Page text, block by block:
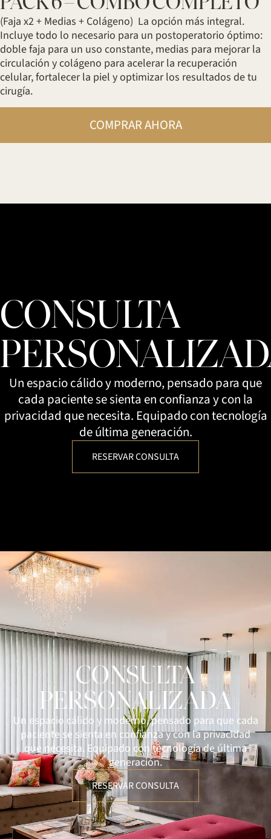
(Faja x2 + Medias + Colágeno) ⁠ ⁠La opción más integral.
Incluye todo lo necesario para un postoperatorio óptimo:
doble faja para un uso constante, medias para mejorar la
circulación y colágeno para acelerar la recuperación
celular, fortalecer la piel y optimizar los resultados de tu
cirugía.
COMPRAR AHORA
CONSULTA
Un espacio cálido y moderno, pensado para que
cada paciente se sienta en confianza y con la
privacidad que necesita. Equipado con tecnología
de última generación.
RESERVAR CONSULTA
CONSULTA
PERSONALIZADA
Un espacio cálido y moderno, pensado para que cada
paciente se sienta en confianza y con la privacidad
que necesita. Equipado con tecnología de última
generación.
RESERVAR CONSULTA